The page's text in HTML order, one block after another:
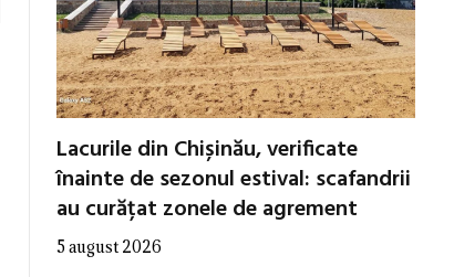
Lacurile din Chișinău, verificate
înainte de sezonul estival: scafandrii
au curățat zonele de agrement
5 august 2026